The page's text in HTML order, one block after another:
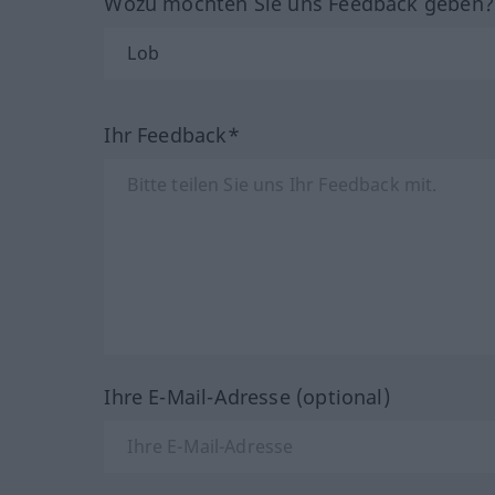
Ihr Feedback*
Ihre E-Mail-Adresse (optional)